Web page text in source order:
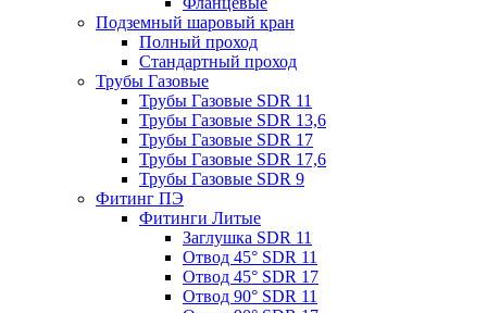
Подземный шаровый кран
Полный проход
Стандартный проход
Трубы Газовые
Трубы Газовые SDR 11
Трубы Газовые SDR 13,6
Трубы Газовые SDR 17
Трубы Газовые SDR 17,6
Трубы Газовые SDR 9
Фитинг ПЭ
Фитинги Литые
Заглушка SDR 11
Отвод 45° SDR 11
Отвод 45° SDR 17
Отвод 90° SDR 11